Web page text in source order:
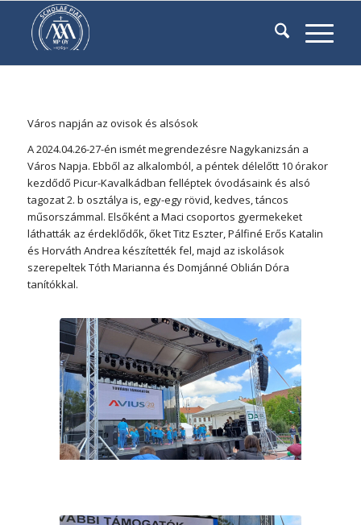
Város napján az ovisok és alsósok
A 2024.04.26-27-én ismét megrendezésre Nagykanizsán a
Város Napja. Ebből az alkalomból, a péntek délelőtt 10 órakor
kezdődő Picur-Kavalkádban felléptek óvodásaink és alsó
tagozat 2. b osztálya is, egy-egy rövid, kedves, táncos
műsorszámmal. Elsőként a Maci csoportos gyermekeket
láthatták az érdeklődők, őket Titz Eszter, Pálfiné Erős Katalin
és Horváth Andrea készítették fel, majd az iskolások
szerepeltek Tóth Marianna és Domjánné Oblián Dóra
tanítókkal.